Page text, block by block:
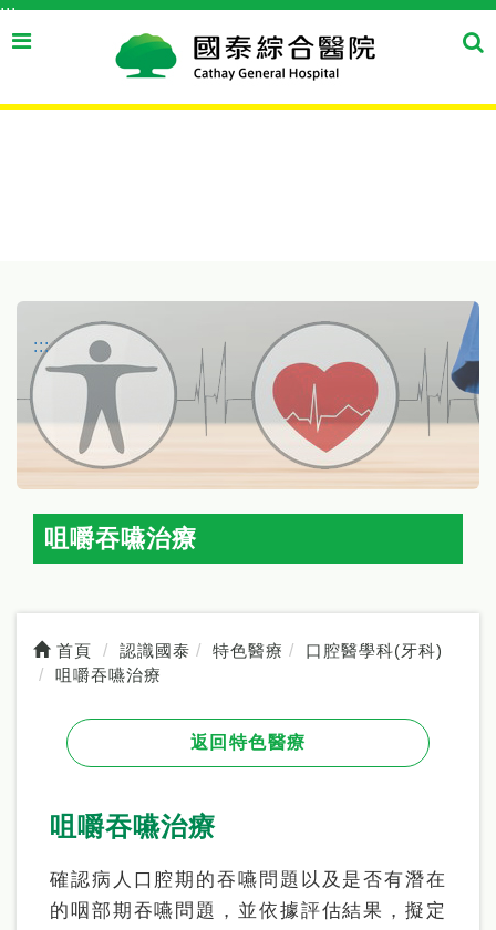
:::
搜
鈕
搜
:::
咀嚼吞嚥治療
首頁 認識國泰 特色醫療
口腔醫學科(牙科)
咀嚼吞嚥治療
返回特色醫療
咀嚼吞嚥治療
確認病人口腔期的吞嚥問題以及是否有潛在
的咽部期吞嚥問題，並依據評估結果，擬定